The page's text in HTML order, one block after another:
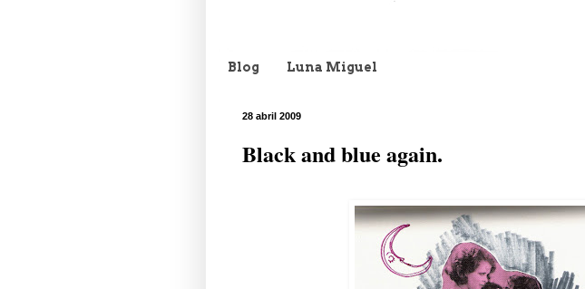
Blog Luna Miguel
28 abril 2009
Black and blue again.